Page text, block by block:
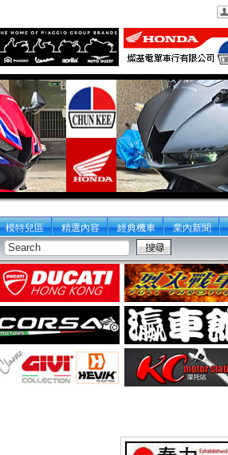
模特兒區 精選內容 經典機車 業內新聞